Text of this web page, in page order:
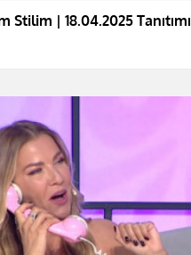
Stilim | 18.04.2025 Tanıtımı